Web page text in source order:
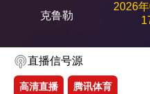
克鲁勒
2026
直播信号源
高清直播 腾讯体育